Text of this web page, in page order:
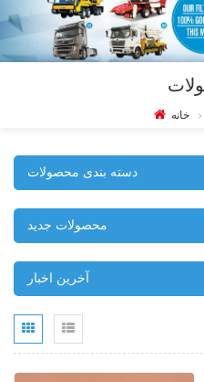
خانه
دسته بندی محصولات
محصولات جدید
آخرین اخبار